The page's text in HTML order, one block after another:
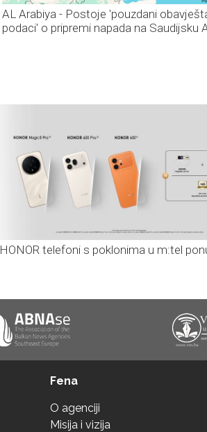
AL Arabiya - Postoje 'pouzdani
podaci' o pripremi napada na Saudijsku
HONOR telefoni s poklonima u m:tel
Fena
O agenciji
Misija i vizija